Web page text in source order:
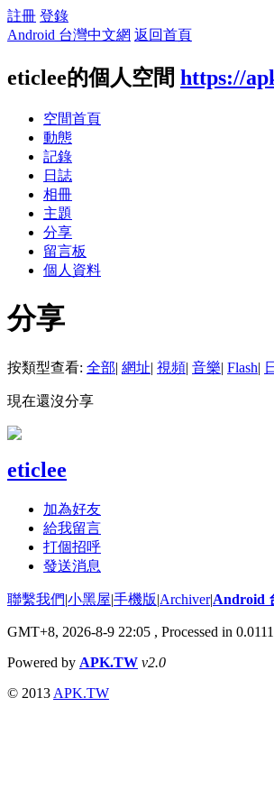
註冊 登錄
Android 台灣中文網 返回首頁
eticlee的個人空間 https://
空間首頁
動態
記錄
日誌
相冊
主題
分享
留言板
個人資料
分享
按類型查看: 全部| 網址| 視頻| 音樂| Flash|
現在還沒分享
eticlee
加為好友
給我留言
打個招呼
發送消息
聯繫我們|小黑屋|手機版|Archiver|Android
GMT+8, 2026-8-9 22:05 , Processed in
Powered by APK.TW v2.0
© 2013 APK.TW